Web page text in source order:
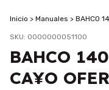
Inicio > Manuales > BAHCO
SKU: 0000000051100
BAHCO
CA¥O